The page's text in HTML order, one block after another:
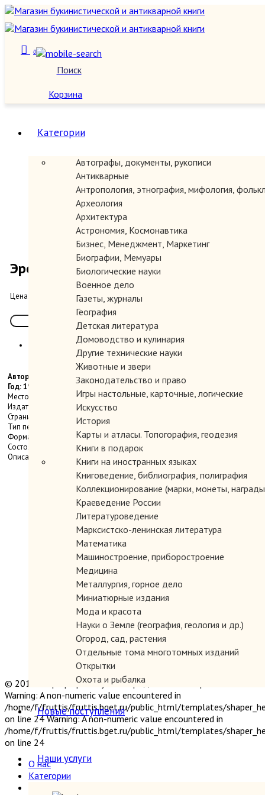
Поиск
0
Корзина
Категории
Автографы, документы, рукописи
Антикварные
Антропология, этнография, мифология,
Археология
Архитектура
Астрономия, Космонавтика
Бизнес, Менеджмент, Маркетинг
Биографии, Мемуары
Биологические науки
Военное дело
Газеты, журналы
География
Детская литература
Домоводство и кулинария
Другие технические науки
Животные и звери
Законодательство и право
Игры настольные, карточные, логические
Искусство
История
Карты и атласы. Топогорафия, геодезия
Книги в подарок
Книги на иностранных языках
Книговедение, библиография, полиграфия
Коллекционирование (марки, монеты,
Краеведение России
Литературоведение
Марксистско-ленинская литература
Математика
Машиностроение, приборостроение
Медицина
Металлургия, горное дело
Миниатюрные издания
Мода и красота
Науки о Земле (география, геология и др.)
Огород, сад, растения
Отдельные тома многотомных изданий
Открытки
Охота и рыбалка
Педагогика
Политология, геополитика, дипломатия
Популярная научно-техническая литература
Промышленность, производство
Путешествия. Географические открытия
Новые поступления
Наши услуги
Эрогенная зона.
Цена: 300.00 руб.
Автор: Николай Чередниченко
Год: 199?
Место издания:
Издательство:
Страниц: 62 с.
Тип переплета: Мягкий
Формат книги: Увеличенный
Состояние: Очень хорошее.
Описание: Каталог работ художника Николая Чередниченко.
© 2019 "Параграф" Покупка и продажа антикварных книг
Warning: A non-numeric value encountered in
/home/f/fruttis/fruttis.bget.ru/public_html/templates/
on line 24 Warning: A non-numeric value encountered in
/home/f/fruttis/fruttis.bget.ru/public_html/templates/
on line 24
О нас
Категории